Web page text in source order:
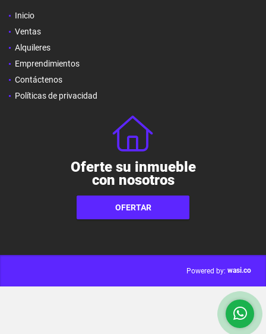
Inicio
Ventas
Alquileres
Emprendimientos
Contáctenos
Políticas de privacidad
Oferte su inmueble
con nosotros
OFERTAR
Powered by: wasi.co